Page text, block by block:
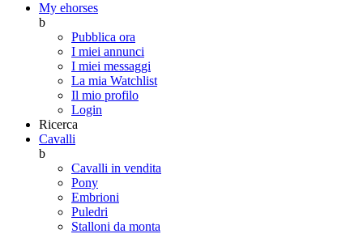
My ehorses
b
Pubblica ora
I miei annunci
I miei messaggi
La mia Watchlist
Il mio profilo
Login
Ricerca
Cavalli
b
Cavalli in vendita
Pony
Embrioni
Puledri
Stalloni da monta